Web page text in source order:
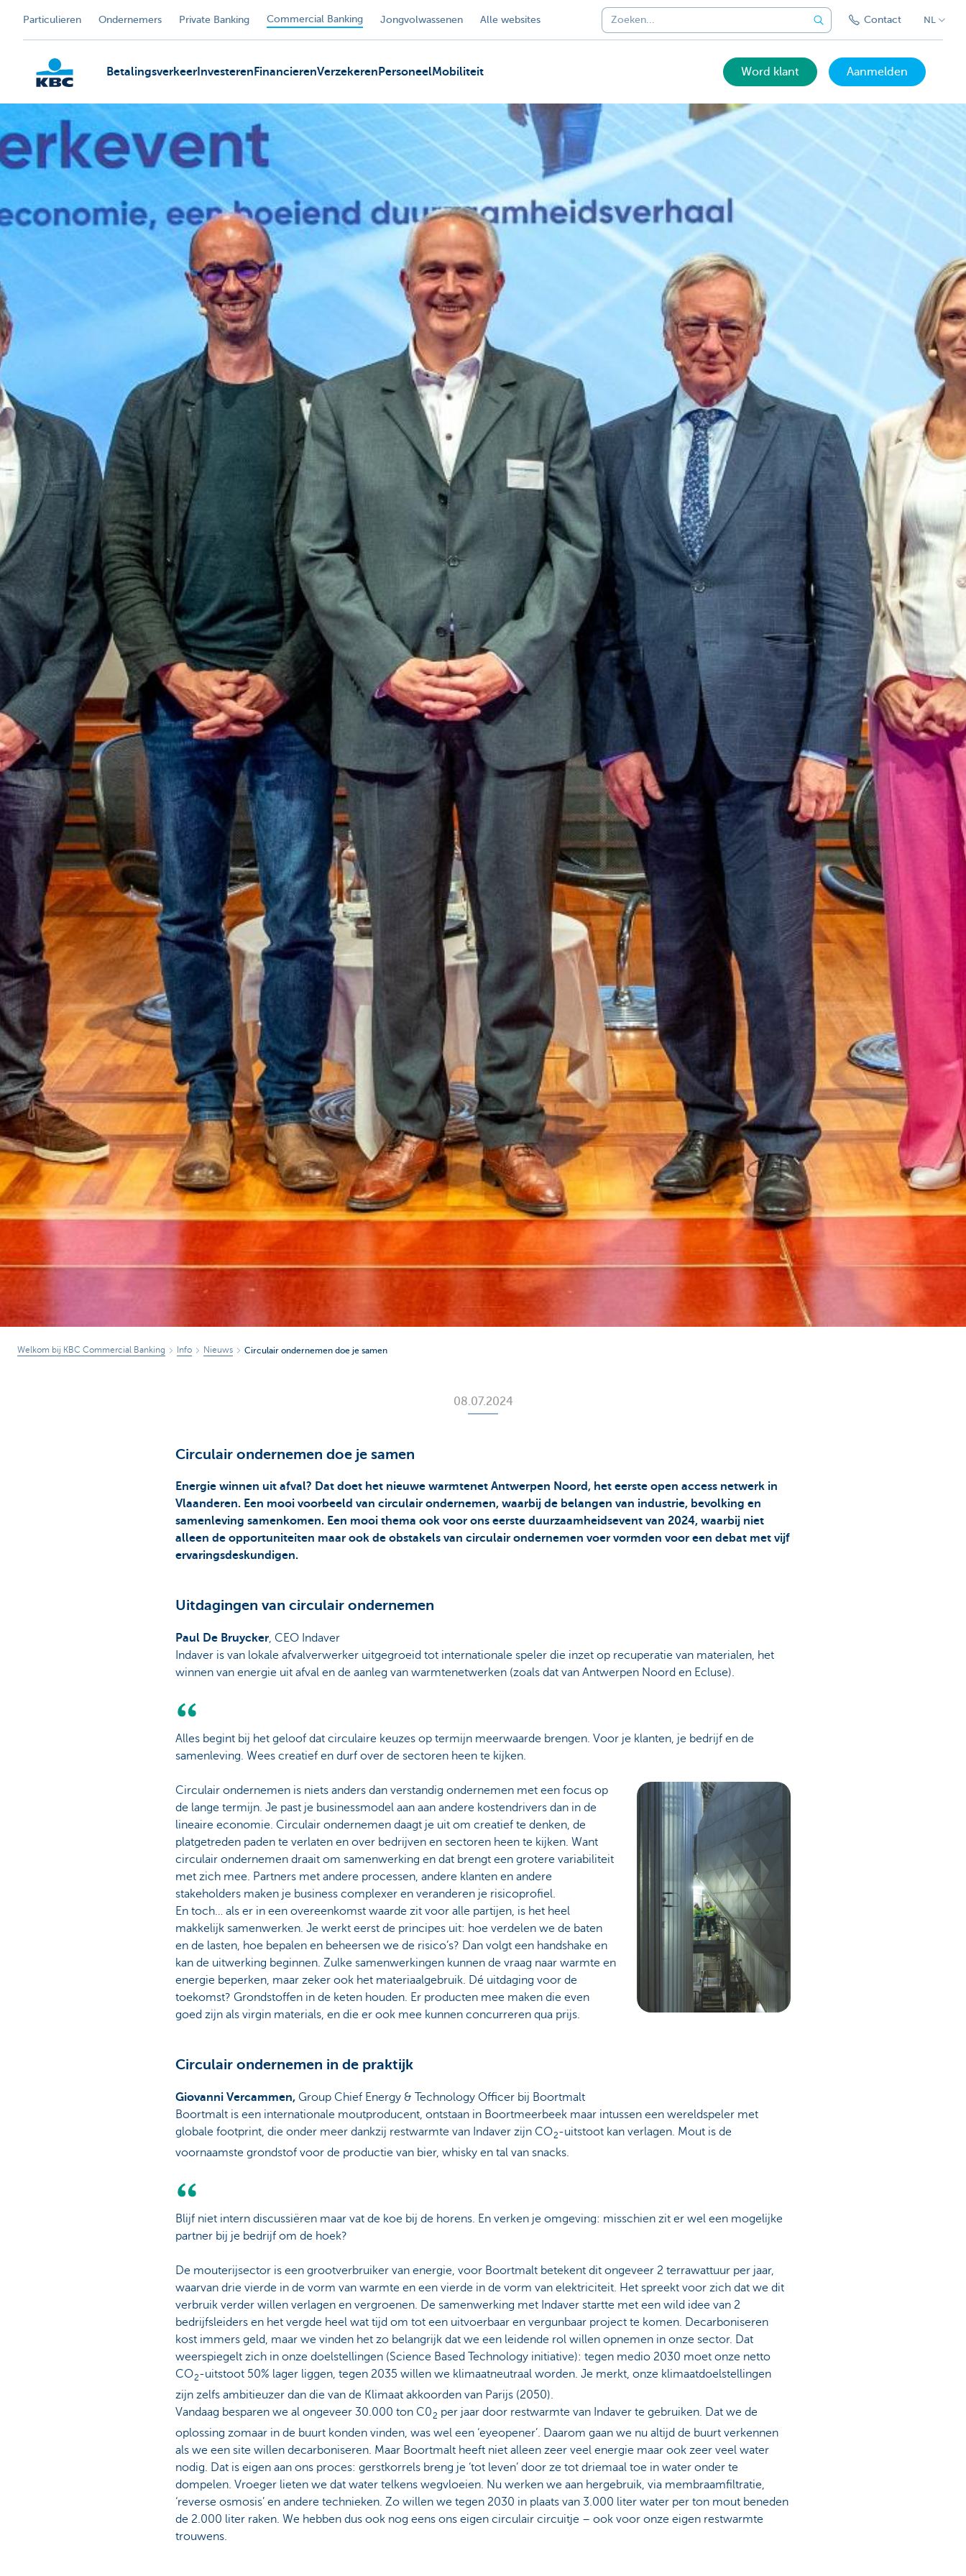
Particulieren Ondernemers Private Banking Commercial Banking Jongvolwassenen Alle websites Contact NL
KBC
Betalingsverkeer Investeren FinancierenVerzekeren PersoneelMobiliteit Word klant Aanmelden
Welkom bij KBC Commercial Banking Info Nieuws Circulair ondernemen doe je samen
08.07.2024
Circulair ondernemen doe je samen
Energie winnen uit afval? Dat doet het nieuwe warmtenet Antwerpen Noord, het eerste open access netwerk in
Vlaanderen. Een mooi voorbeeld van circulair ondernemen, waarbij de belangen van industrie, bevolking en
samenleving samenkomen. Een mooi thema ook voor ons eerste duurzaamheidsevent van 2024, waarbij niet
alleen de opportuniteiten maar ook de obstakels van circulair ondernemen voer vormden voor een debat met vijf
ervaringsdeskundigen.
Uitdagingen van circulair ondernemen
Paul De Bruycker, CEO Indaver
Indaver is van lokale afvalverwerker uitgegroeid tot internationale speler die inzet op recuperatie van materialen, het
winnen van energie uit afval en de aanleg van warmtenetwerken (zoals dat van Antwerpen Noord en Ecluse).
Alles begint bij het geloof dat circulaire keuzes op termijn meerwaarde brengen. Voor je klanten, je bedrijf en de
samenleving. Wees creatief en durf over de sectoren heen te kijken.
Circulair ondernemen is niets anders dan verstandig ondernemen met een focus op
de lange termijn. Je past je businessmodel aan aan andere kostendrivers dan in de
lineaire economie. Circulair ondernemen daagt je uit om creatief te denken, de
platgetreden paden te verlaten en over bedrijven en sectoren heen te kijken. Want
circulair ondernemen draait om samenwerking en dat brengt een grotere variabiliteit
met zich mee. Partners met andere processen, andere klanten en andere
stakeholders maken je business complexer en veranderen je risicoprofiel.
En toch… als er in een overeenkomst waarde zit voor alle partijen, is het heel
makkelijk samenwerken. Je werkt eerst de principes uit: hoe verdelen we de baten
en de lasten, hoe bepalen en beheersen we de risico’s? Dan volgt een handshake en
kan de uitwerking beginnen. Zulke samenwerkingen kunnen de vraag naar warmte en
energie beperken, maar zeker ook het materiaalgebruik. Dé uitdaging voor de
toekomst? Grondstoffen in de keten houden. Er producten mee maken die even
goed zijn als virgin materials, en die er ook mee kunnen concurreren qua prijs.
Circulair ondernemen in de praktijk
Giovanni Vercammen, Group Chief Energy & Technology Officer bij Boortmalt
Boortmalt is een internationale moutproducent, ontstaan in Boortmeerbeek maar intussen een wereldspeler met
globale footprint, die onder meer dankzij restwarmte van Indaver zijn CO2-uitstoot kan verlagen. Mout is de
voornaamste grondstof voor de productie van bier, whisky en tal van snacks.
Blijf niet intern discussiëren maar vat de koe bij de horens. En verken je omgeving: misschien zit er wel een mogelijke
partner bij je bedrijf om de hoek?
De mouterijsector is een grootverbruiker van energie, voor Boortmalt betekent dit ongeveer 2 terrawattuur per jaar,
waarvan drie vierde in de vorm van warmte en een vierde in de vorm van elektriciteit. Het spreekt voor zich dat we dit
verbruik verder willen verlagen en vergroenen. De samenwerking met Indaver startte met een wild idee van 2
bedrijfsleiders en het vergde heel wat tijd om tot een uitvoerbaar en vergunbaar project te komen. Decarboniseren
kost immers geld, maar we vinden het zo belangrijk dat we een leidende rol willen opnemen in onze sector. Dat
weerspiegelt zich in onze doelstellingen (Science Based Technology initiative): tegen medio 2030 moet onze netto
CO2-uitstoot 50% lager liggen, tegen 2035 willen we klimaatneutraal worden. Je merkt, onze klimaatdoelstellingen
zijn zelfs ambitieuzer dan die van de Klimaat akkoorden van Parijs (2050).
Vandaag besparen we al ongeveer 30.000 ton C02 per jaar door restwarmte van Indaver te gebruiken. Dat we de
oplossing zomaar in de buurt konden vinden, was wel een ‘eyeopener’. Daarom gaan we nu altijd de buurt verkennen
als we een site willen decarboniseren. Maar Boortmalt heeft niet alleen zeer veel energie maar ook zeer veel water
nodig. Dat is eigen aan ons proces: gerstkorrels breng je ‘tot leven’ door ze tot driemaal toe in water onder te
dompelen. Vroeger lieten we dat water telkens wegvloeien. Nu werken we aan hergebruik, via membraamfiltratie,
‘reverse osmosis’ en andere technieken. Zo willen we tegen 2030 in plaats van 3.000 liter water per ton mout beneden
de 2.000 liter raken. We hebben dus ook nog eens ons eigen circulair circuitje – ook voor onze eigen restwarmte
trouwens.